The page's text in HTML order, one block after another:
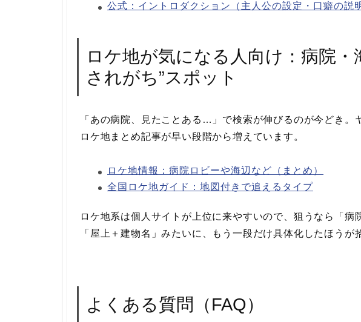
公式：イントロダクション（主人公の設定・口癖の説
ロケ地が気になる人向け：病院・
されがち”スポット
「あの病院、見たことある…」で検索が伸びるのが今どき。
ロケ地まとめ記事が早い段階から増えています。
ロケ地情報：病院ロビーや海辺など（まとめ）
全国ロケ地ガイド：地図付きで追えるタイプ
ロケ地系は個人サイトが上位に来やすいので、狙うなら「病
「屋上＋建物名」みたいに、もう一段だけ具体化したほうが
よくある質問（FAQ）